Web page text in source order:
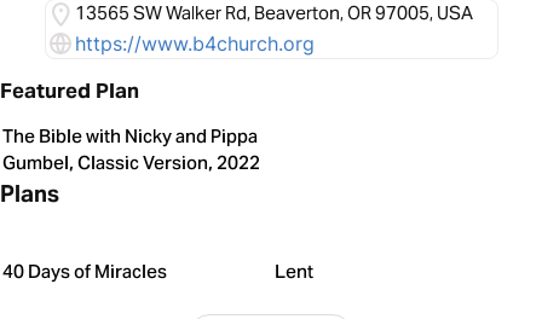
13565 SW Walker Rd, Beaverton, OR 97005, USA
https://www.b4church.org
Featured Plan
The Bible with Nicky and Pippa
Gumbel, Classic Version, 2022
Plans
40 Days of Miracles Lent